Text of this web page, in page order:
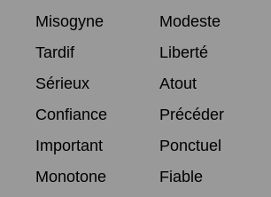
Misogyne
Modeste
Tardif
Liberté
Sérieux
Atout
Confiance
Précéder
Important
Ponctuel
Monotone
Fiable